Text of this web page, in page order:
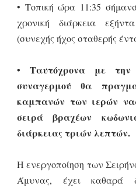
• Τοπική ώρα 11:35
χρονική διάρκεια
(συνεχής ήχος σταθερής
• Ταυτόχρονα με την
συναγερμού θα
καμπανών των ιερών
σειρά βραχέων
διάρκειας τριών λεπτών.
Η ενεργοποίηση των
Άμυνας, έχει καθαρά